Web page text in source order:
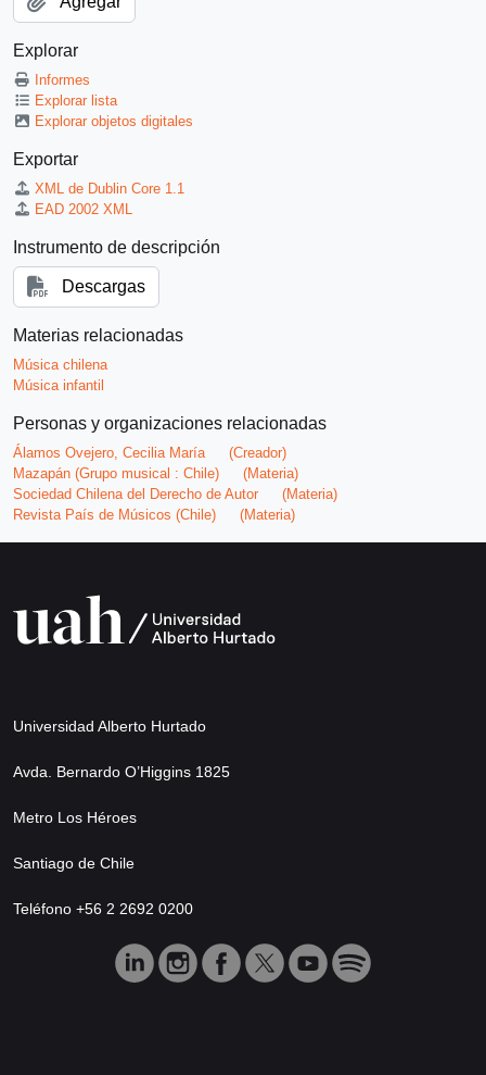
Explorar
Informes
Explorar lista
Explorar objetos digitales
Exportar
XML de Dublin Core 1.1
EAD 2002 XML
Instrumento de descripción
Descargas
Materias relacionadas
Música chilena
Música infantil
Personas y organizaciones relacionadas
Álamos Ovejero, Cecilia María
(Creador)
Mazapán (Grupo musical : Chile)
(Materia)
Sociedad Chilena del Derecho de Autor
(Materia)
Revista País de Músicos (Chile)
(Materia)
Universidad Alberto Hurtado
Avda. Bernardo O’Higgins 1825
Metro Los Héroes
Santiago de Chile
Teléfono +56 2 2692 0200